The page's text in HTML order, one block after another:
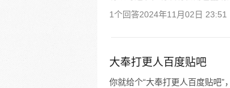
1个回答2024年11月02日 23:51
大奉打更人百度贴吧
你就给个“大奉打更人百度贴吧